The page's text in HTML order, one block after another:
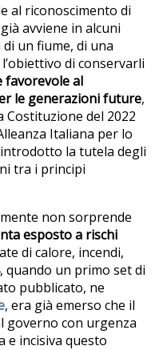
al riconoscimento di
avviene in alcuni
un fiume, di una
di conservarli
favorevole al
le generazioni future,
del 2022
Italiana per lo
introdotto la tutela degli
tra i principi
non sorprende
esposto a rischi
di calore, incendi,
quando un primo set di
pubblicato, ne
, era già emerso che il
governo con urgenza
e incisiva questo